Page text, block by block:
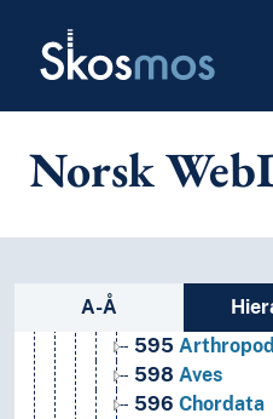
Skosmos
Norsk
Sidefelt:
A-Å
52
57Biologi
56Fossiler og
53Fysikk
54Kjemi
Bestemte
592-599
595
598 Aves
596 Chordata